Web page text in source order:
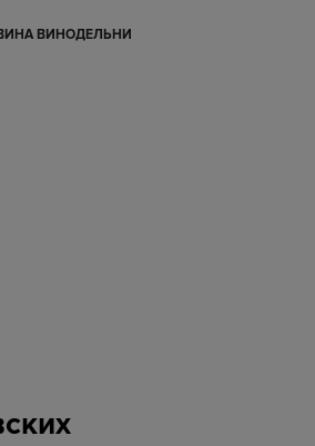
ВИНОДЕЛЬНИ